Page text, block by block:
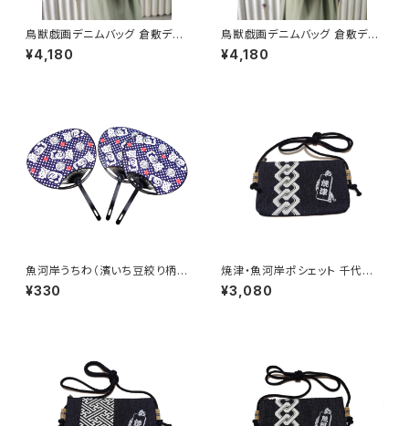
鳥獣戯画デニムバッグ 倉敷デニ
ム 国産 トートバッグ 兎 蛙 ウサ
ギ カエル 国宝 鳥獣戯画グッズ
¥4,180
鳥獣戯画デニムバッグ 倉敷デニ
ム 国産 トートバッグ 兎 蛙 ウサ
ギ カエル 国宝 鳥獣戯画グッズ
¥4,180
魚河岸うちわ（濱いち豆絞り柄）
1本
¥330
焼津・魚河岸ポシェット 千代掛
けポーチ 【千社札吉原繋ぎ 焼
津】チャック付き デニム素材 日
¥3,080